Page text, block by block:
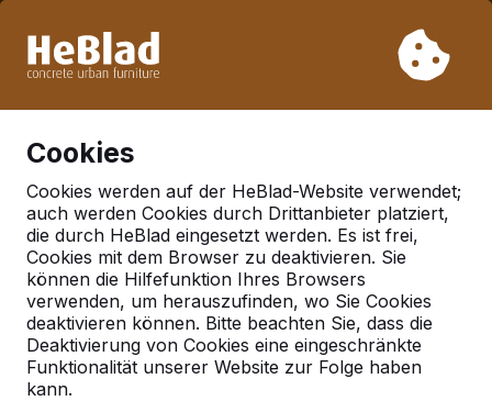
Woche 33 nicht. Bitte berücksichtigen Sie daher längere
Cookies
Cookies werden auf der HeBlad-Website verwendet;
auch werden Cookies durch Drittanbieter platziert,
die durch HeBlad eingesetzt werden. Es ist frei,
Cookies mit dem Browser zu deaktivieren. Sie
können die Hilfefunktion Ihres Browsers
verwenden, um herauszufinden, wo Sie Cookies
deaktivieren können. Bitte beachten Sie, dass die
Deaktivierung von Cookies eine eingeschränkte
Funktionalität unserer Website zur Folge haben
kann.
Deutschland
Referenties in:Hannover
Geen reviews gevonden voor deze
locatie.